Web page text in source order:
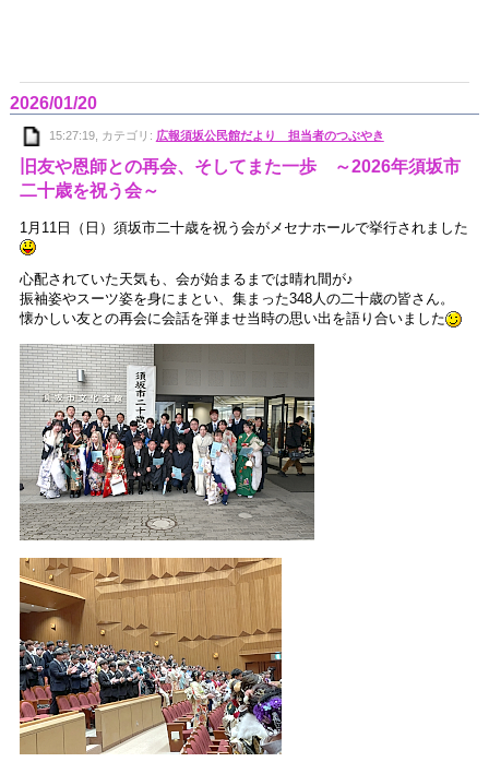
2026/01/20
15:27:19, カテゴリ: 広報須坂公民館だより 担当者のつぶやき
旧友や恩師との再会、そしてまた一歩 ～2026年須坂市
二十歳を祝う会～
1月11日（日）須坂市二十歳を祝う会がメセナホールで挙行されました
心配されていた天気も、会が始まるまでは晴れ間が♪
振袖姿やスーツ姿を身にまとい、集まった348人の二十歳の皆さん。
懐かしい友との再会に会話を弾ませ当時の思い出を語り合いました